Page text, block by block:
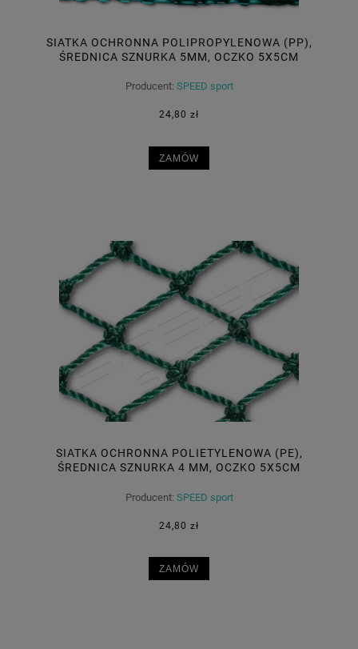
SIATKA OCHRONNA POLIPROPYLENOWA (PP),
ŚREDNICA SZNURKA 5MM, OCZKO 5X5CM
Producent: SPEED sport
24,80 zł
ZAMÓW
SIATKA OCHRONNA POLIETYLENOWA (PE),
ŚREDNICA SZNURKA 4 MM, OCZKO 5X5CM
Producent: SPEED sport
24,80 zł
ZAMÓW